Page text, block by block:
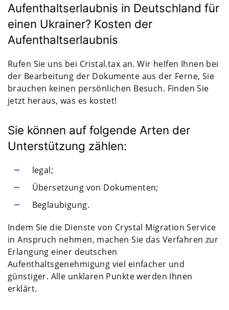
Aufenthaltserlaubnis in Deutschland für
einen Ukrainer? Kosten der
Aufenthaltserlaubnis
Rufen Sie uns bei Cristal.tax an. Wir helfen Ihnen bei
der Bearbeitung der Dokumente aus der Ferne, Sie
brauchen keinen persönlichen Besuch. Finden Sie
jetzt heraus, was es kostet!
Sie können auf folgende Arten der
Unterstützung zählen:
legal;
Übersetzung von Dokumenten;
Beglaubigung.
Indem Sie die Dienste von Crystal Migration Service
in Anspruch nehmen, machen Sie das Verfahren zur
Erlangung einer deutschen
Aufenthaltsgenehmigung viel einfacher und
günstiger. Alle unklaren Punkte werden Ihnen
erklärt.